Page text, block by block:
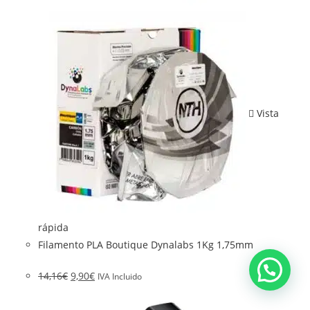
Vista
rápida
Filamento PLA Boutique Dynalabs 1Kg 1,75mm
14,16€ 9,90€ IVA Incluido